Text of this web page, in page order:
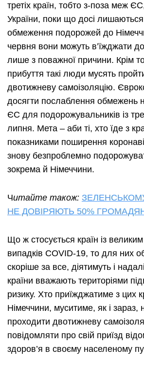
третіх країн, тобто з-поза меж
України, поки що досі
обмеження подорожей до
червня вони можуть в’їжджати
лише з поважної причини. Крім
прибуття такі люди мусять
двотижневу самоізоляцію.
досягти послаблення обмежень
ЄС для подорожувальників із
липня. Мета – аби ті, хто їде з
показниками поширення
знову безпроблемно
зокрема й Німеччини.
Читайте також:
НЕ ДОВІРЯЮТЬ 50%
Що ж стосується країн із
випадків COVID-19, то для них
скоріше за все, діятимуть і
країни вважають територіями
ризику. Хто приїжджатиме з цих
Німеччини, муситиме, як і
проходити двотижневу
повідомляти про свій приїзд
здоров’я в своєму населеному